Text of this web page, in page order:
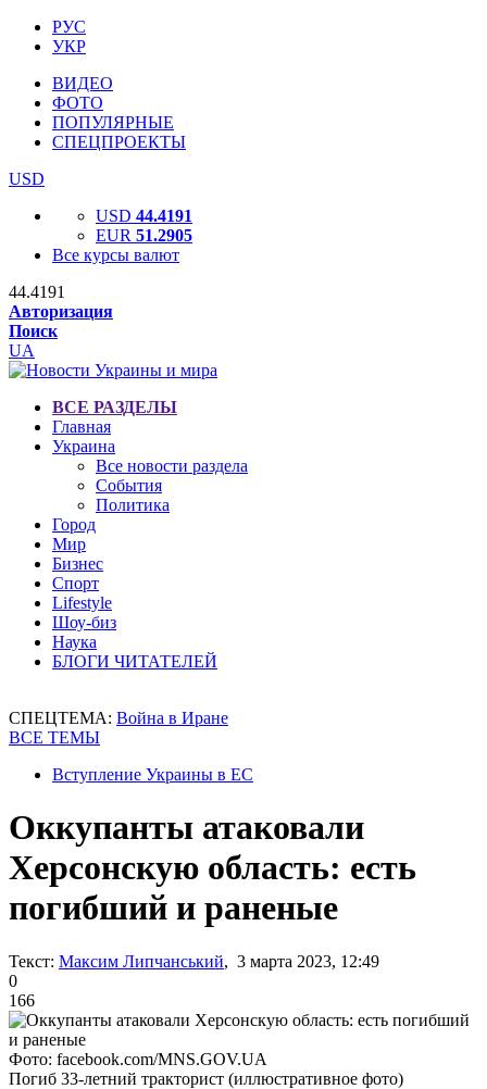
РУС
УКР
ВИДЕО
ФОТО
ПОПУЛЯРНЫЕ
СПЕЦПРОЕКТЫ
USD
USD 44.4191
EUR 51.2905
Все курсы валют
44.4191
Авторизация
Поиск
UA
ВСЕ РАЗДЕЛЫ
Главная
Украина
Все новости раздела
События
Политика
Город
Мир
Бизнес
Спорт
Lifestyle
Шоу-биз
Наука
БЛОГИ ЧИТАТЕЛЕЙ
СПЕЦТЕМА: Война в Иране
ВСЕ ТЕМЫ
Вступление Украины в ЕС
Оккупанты атаковали
Херсонскую область: есть
погибший и раненые
Текст: Максим Липчанський, 3 марта 2023, 12:49
0
166
Фото: facebook.com/MNS.GOV.UA
Погиб 33-летний тракторист (иллюстративное фото)